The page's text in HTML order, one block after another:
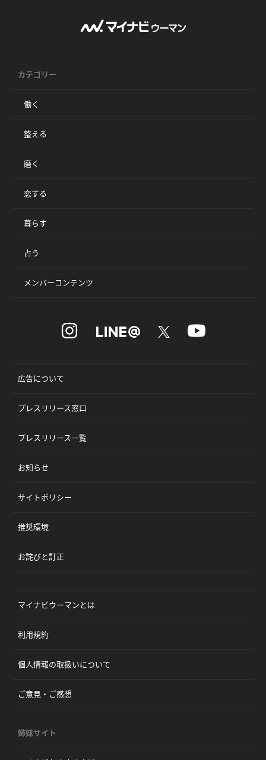
カテゴリー
働く
整える
磨く
恋する
暮らす
占う
メンバーコンテンツ
広告について
プレスリリース窓口
プレスリリース一覧
お知らせ
サイトポリシー
推奨環境
お詫びと訂正
マイナビウーマンとは
利用規約
個人情報の取扱いについて
ご意見・ご感想
姉妹サイト